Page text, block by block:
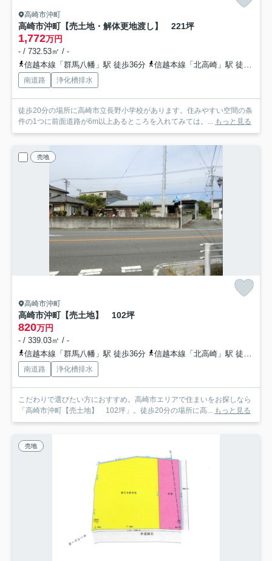
高崎市沖町
高崎市沖町【売土地・解体更地渡し】 221坪
1,772万円
- / 732.53㎡ / -
信越本線「群馬八幡」駅 徒歩36分
信越本線「北高崎」駅 徒歩62分
南道路 浄化槽排水
徒歩20分の場所に高崎市立長野小学校があります。住みやすい空間の条
件の1つに前面道路が6m以上あるところを入れてみては。...
もっと見る
売地
高崎市沖町
高崎市沖町【売土地】 102坪
820万円
- / 339.03㎡ / -
信越本線「群馬八幡」駅 徒歩36分
信越本線「北高崎」駅 徒歩62分
南道路 浄化槽排水
こだわりで選びたい方におすすめ。高崎市エリアで住まいをお探しなら
「高崎市沖町【売土地】 102坪」。徒歩20分の場所に高... もっと見る
売地